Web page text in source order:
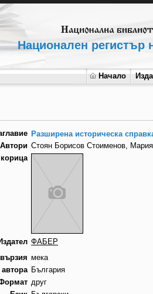
Национален регистър
Начало
Разширена историческа
Автори Стоян Борисов Стоименов,
ФАБЕР
мека
България
друг